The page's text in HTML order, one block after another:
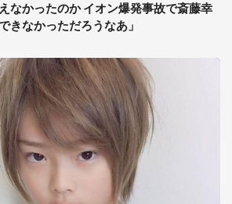
なかったのか イオン爆発事故で斎藤幸
きなかっただろうなあ」